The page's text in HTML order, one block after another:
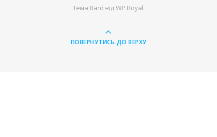
Тема Bard відWP Royal.
ПОВЕРНУТИСЬ ДО ВЕРХУ